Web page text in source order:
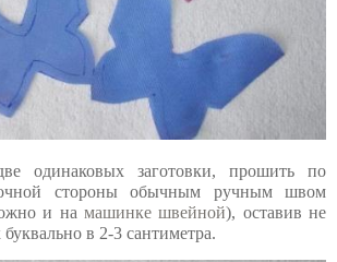
одинаковых заготовки, прошить по
стороны обычным ручным швом
и на машинке швейной), оставив не
в 2-3 сантиметра.